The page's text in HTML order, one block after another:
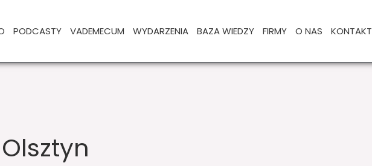
PODCASTY VADEMECUM WYDARZENIA BAZA WIEDZY FIRMY O NAS KONTAKT